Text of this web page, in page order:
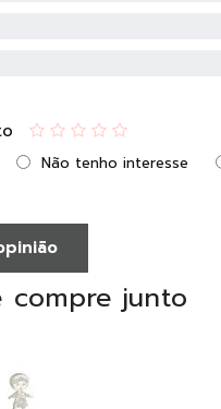
Não tenho interesse
compre junto